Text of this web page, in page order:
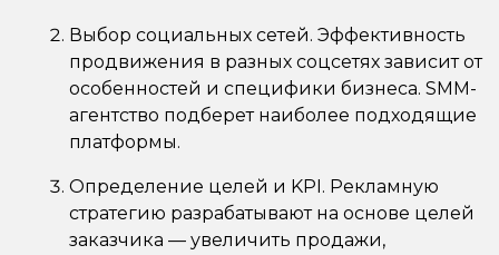
Выбор социальных сетей. Эффективность
продвижения в разных соцсетях зависит от
особенностей и специфики бизнеса. SMM-
агентство подберет наиболее подходящие
платформы.
Определение целей и KPI. Рекламную
стратегию разрабатывают на основе целей
заказчика — увеличить продажи,